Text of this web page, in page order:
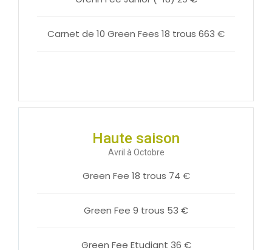
Carnet de 10 Green Fees 18 trous 663 €
Haute saison
Avril à Octobre
Green Fee 18 trous 74 €
Green Fee 9 trous 53 €
Green Fee Etudiant 36 €